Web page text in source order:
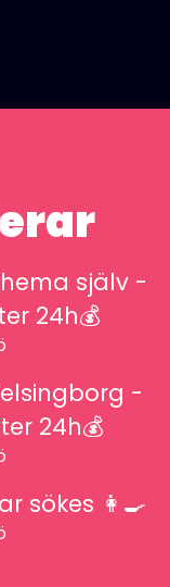
själv -
24h💰
-
24h💰
sökes 👩‍🍳